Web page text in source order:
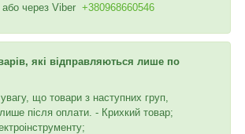
або через Viber +380968660546
які відправляються лише по
що товари з наступних груп,
після оплати. - Крихкий товар;